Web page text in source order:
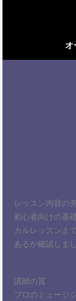
オ
レッスン内容の
初心者向けの基
カルレッスンま
あるか確認しまし
講師の質
プロのミュージ